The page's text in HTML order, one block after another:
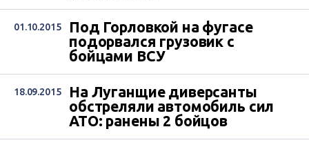
01.10.2015
Под Горловкой на фугасе
подорвался грузовик с
бойцами ВСУ
18.09.2015
На Луганщие диверсанты
обстреляли автомобиль сил
АТО: ранены 2 бойцов